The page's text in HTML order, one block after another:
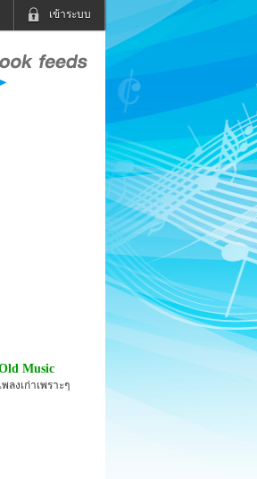
เข้าระบบ
ลน์
Music
เพลงเก่าเพราะๆ